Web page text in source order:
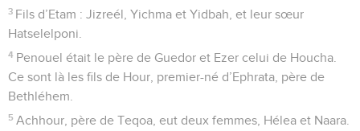
3 Fils d’Etam : Jizreél, Yichma et Yidbah, et leur sœur
Hatselelponi.
4 Penouel était le père de Guedor et Ezer celui de Houcha.
Ce sont là les fils de Hour, premier-né d’Ephrata, père de
Bethléhem.
5 Achhour, père de Teqoa, eut deux femmes, Hélea et Naara.